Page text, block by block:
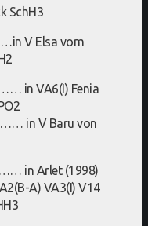
SchH3
Elsa vom
VA6(I) Fenia
V Baru von
Arlet (1998)
A) VA3(I) V14